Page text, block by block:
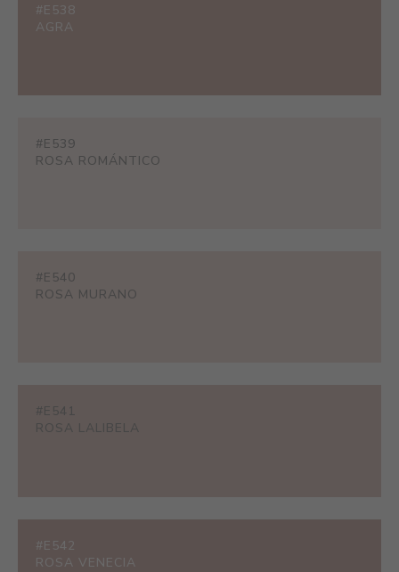
#E538
AGRA
#E539
ROSA ROMÁNTICO
#E540
ROSA MURANO
#E541
ROSA LALIBELA
#E542
ROSA VENECIA